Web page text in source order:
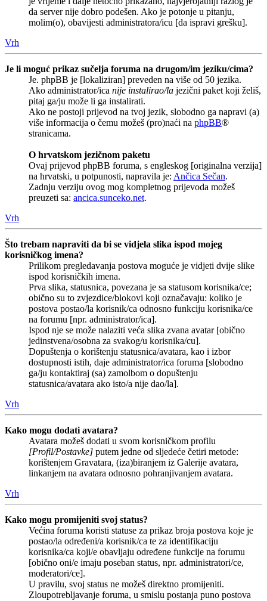
da server nije dobro podešen. Ako je potonje u pitanju,
molim(o), obavijesti administratora/icu [da ispravi grešku].
Vrh
Je li moguć prikaz sučelja foruma na drugom/im jeziku/cima?
Je. phpBB je [lokaliziran] preveden na više od 50 jezika.
Ako administrator/ica nije instalirao/la jezični paket koji želiš,
pitaj ga/ju može li ga instalirati.
Ako ne postoji prijevod na tvoj jezik, slobodno ga napravi (a)
više informacija o čemu možeš (pro)naći na phpBB®
stranicama.
O hrvatskom jezičnom paketu
Ovaj prijevod phpBB foruma, s engleskog [originalna verzija]
na hrvatski, u potpunosti, napravila je: Ančica Sečan.
Zadnju verziju ovog mog kompletnog prijevoda možeš
preuzeti sa: ancica.sunceko.net.
Vrh
Što trebam napraviti da bi se vidjela slika ispod mojeg
korisničkog imena?
Prilikom pregledavanja postova moguće je vidjeti dvije slike
ispod korisničkih imena.
Prva slika, statusnica, povezana je sa statusom korisnika/ce;
obično su to zvjezdice/blokovi koji označavaju: koliko je
postova postao/la korisnik/ca odnosno funkciju korisnika/ce
na forumu [npr. administrator/ica].
Ispod nje se može nalaziti veća slika zvana avatar [obično
jedinstvena/osobna za svakog/u korisnika/cu].
Dopuštenja o korištenju statusnica/avatara, kao i izbor
dostupnosti istih, daje administrator/ica foruma [slobodno
ga/ju kontaktiraj (sa) zamolbom o dopuštenju
statusnica/avatara ako isto/a nije dao/la].
Vrh
Kako mogu dodati avatara?
Avatara možeš dodati u svom korisničkom profilu
[Profil/Postavke] putem jedne od sljedeće četiri metode:
korištenjem Gravatara, (iza)biranjem iz Galerije avatara,
linkanjem na avatara odnosno pohranjivanjem avatara.
Vrh
Kako mogu promijeniti svoj status?
Većina foruma koristi statuse za prikaz broja postova koje je
postao/la određeni/a korisnik/ca te za identifikaciju
korisnika/ca koji/e obavljaju određene funkcije na forumu
[obično oni/e imaju poseban status, npr. administratori/ce,
moderatori/ce].
U pravilu, svoj status ne možeš direktno promijeniti.
Zloupotrebljavanje foruma, u smislu postanja puno postova